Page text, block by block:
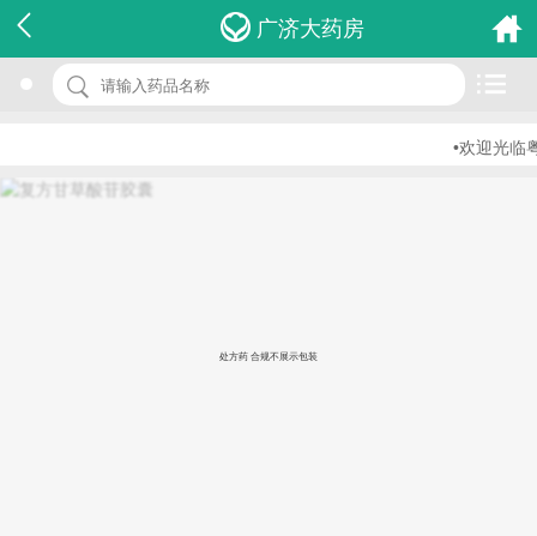
广济大药房
•欢迎光临粤
处方药 合规不展示包装
名 称：复方甘草酸苷胶囊
品 牌：(瑞阳元康)
价 格：￥11.00